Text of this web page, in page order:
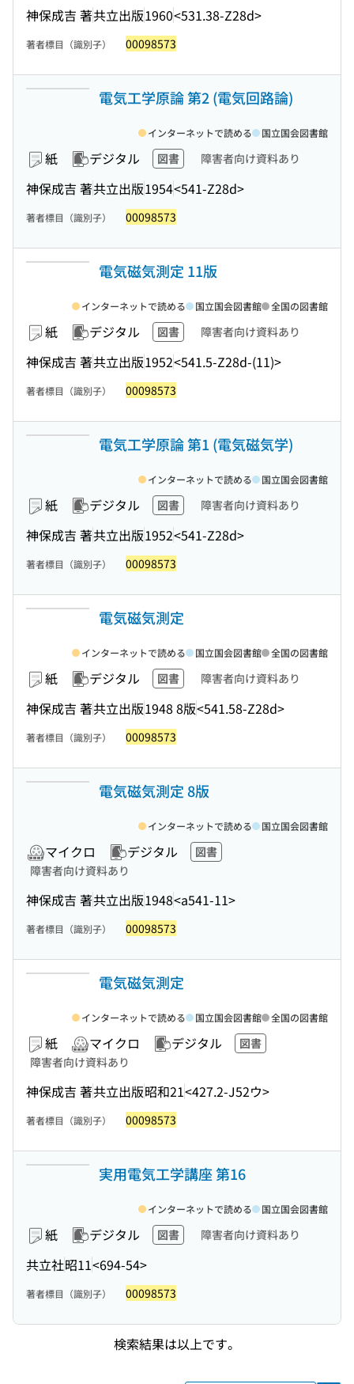
神保成吉 著共立出版1960<531.38-Z28d>
著者標目（識別子） 00098573
電気工学原論 第2 (電気回路論)
紙 デジタル 図書 障害者向け資料あり
神保成吉 著共立出版1954<541-Z28d>
インターネットで読める 国立国会図書館
著者標目（識別子） 00098573
電気磁気測定 11版
紙 デジタル 図書 障害者向け資料あり
神保成吉 著共立出版1952<541.5-Z28d-(11)>
インターネットで読める 国立国会図書館 全国の図書館
著者標目（識別子） 00098573
電気工学原論 第1 (電気磁気学)
紙 デジタル 図書 障害者向け資料あり
神保成吉 著共立出版1952<541-Z28d>
インターネットで読める 国立国会図書館
著者標目（識別子） 00098573
電気磁気測定
紙 デジタル 図書 障害者向け資料あり
神保成吉 著共立出版1948 8版<541.58-Z28d>
インターネットで読める 国立国会図書館 全国の図書館
著者標目（識別子） 00098573
電気磁気測定 8版
マイクロ デジタル
図書
障害者向け資料あり
神保成吉 著共立出版1948<a541-11>
インターネットで読める 国立国会図書館
著者標目（識別子） 00098573
電気磁気測定
紙 マイクロ デジタル
図書
障害者向け資料あり
神保成吉 著共立出版昭和21<427.2-J52ウ>
インターネットで読める 国立国会図書館 全国の図書館
著者標目（識別子） 00098573
実用電気工学講座 第16
紙 デジタル 図書 障害者向け資料あり
共立社昭11<694-54>
インターネットで読める 国立国会図書館
著者標目（識別子） 00098573
検索結果は以上です。